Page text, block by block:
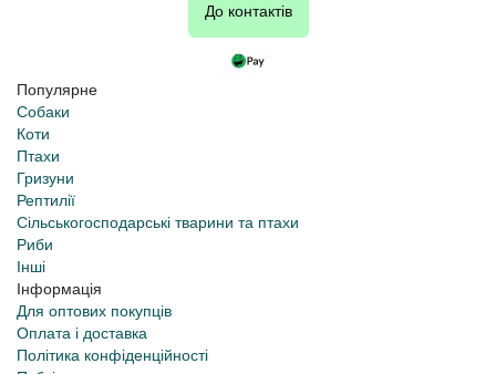
До контактів
Популярне
Собаки
Коти
Птахи
Гризуни
Рептилії
Сільськогосподарські тварини та птахи
Риби
Інші
Інформація
Для оптових покупців
Оплата і доставка
Політика конфіденційності